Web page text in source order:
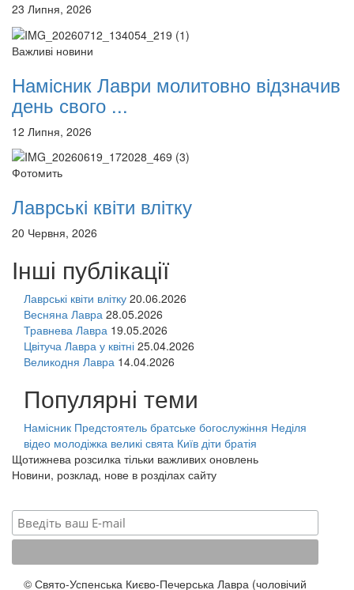
23 Липня, 2026
Важливі новини
Намісник Лаври молитовно відзначив
день свого ...
12 Липня, 2026
Фотомить
Лаврські квіти влітку
20 Червня, 2026
Інші публікації
Лаврські квіти влітку 20.06.2026
Весняна Лавра 28.05.2026
Травнева Лавра 19.05.2026
Цвітуча Лавра у квітні 25.04.2026
Великодня Лавра 14.04.2026
Популярні теми
Намісник Предстоятель братське богослужіння Неділя
відео молодіжка великі свята Київ діти братія
Щотижнева розсилка тільки важливих оновлень
Новини, розклад, нове в розділах сайту
© Свято-Успенська Києво-Печерська Лавра (чоловічий